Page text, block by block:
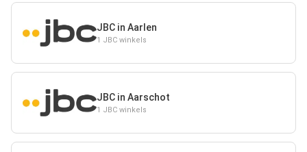
JBC in Aarlen
1 JBC winkels
JBC in Aarschot
1 JBC winkels